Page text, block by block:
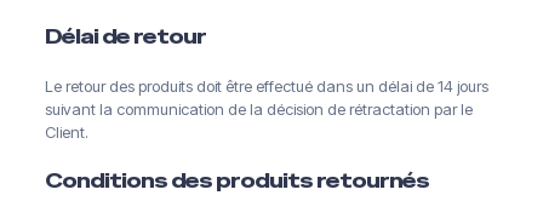
Délai de retour
Le retour des produits doit être effectué dans un délai de 14 jours
suivant la communication de la décision de rétractation par le
Client.
Conditions des produits retournés